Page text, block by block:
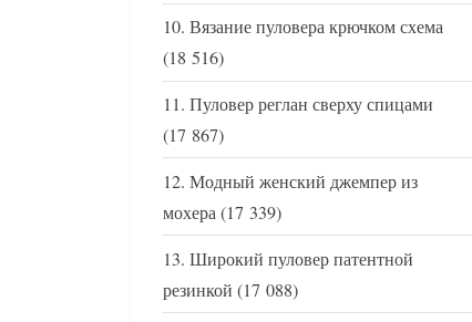
Вязание пуловера крючком схема
(18 516)
Пуловер реглан сверху спицами
(17 867)
Модный женский джемпер из
мохера(17 339)
Широкий пуловер патентной
резинкой (17 088)